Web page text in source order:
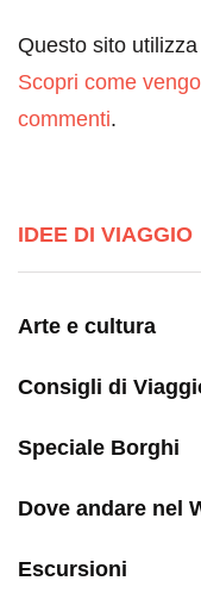
Questo sito
Scopri come
commenti.
IDEE DI VIAGGIO
Arte e cultura
Consigli di
Speciale Borghi
Dove andare nel
Escursioni